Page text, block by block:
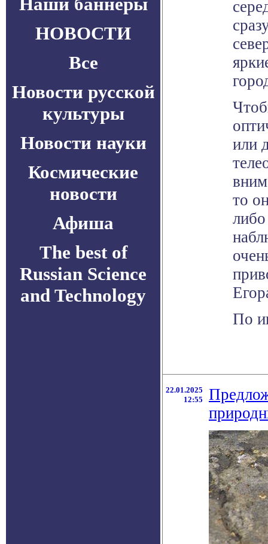
НОВОСТИ
Все
Новости русской
культуры
Новости науки
Космические
новости
Афиша
The best of
Russian Science
and Technology
или
то
По
22.01.2025
12:55